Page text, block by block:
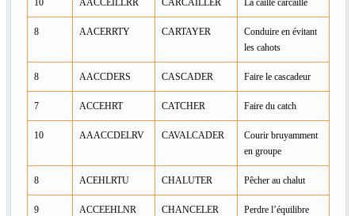
10 AACCEILLRR CARCAILLER La caille carcaille
8 AACERRTY CARTAYER
Conduire en évitant
les cahots
8 AACCDERS CASCADER Faire le cascadeur
7 ACCEHRT CATCHER Faire du catch
10 AAACCDELRV CAVALCADER
Courir bruyamment
en groupe
8 ACEHLRTU CHALUTER Pêcher au chalut
9 ACCEEHLNR CHANCELER Perdre l’équilibre